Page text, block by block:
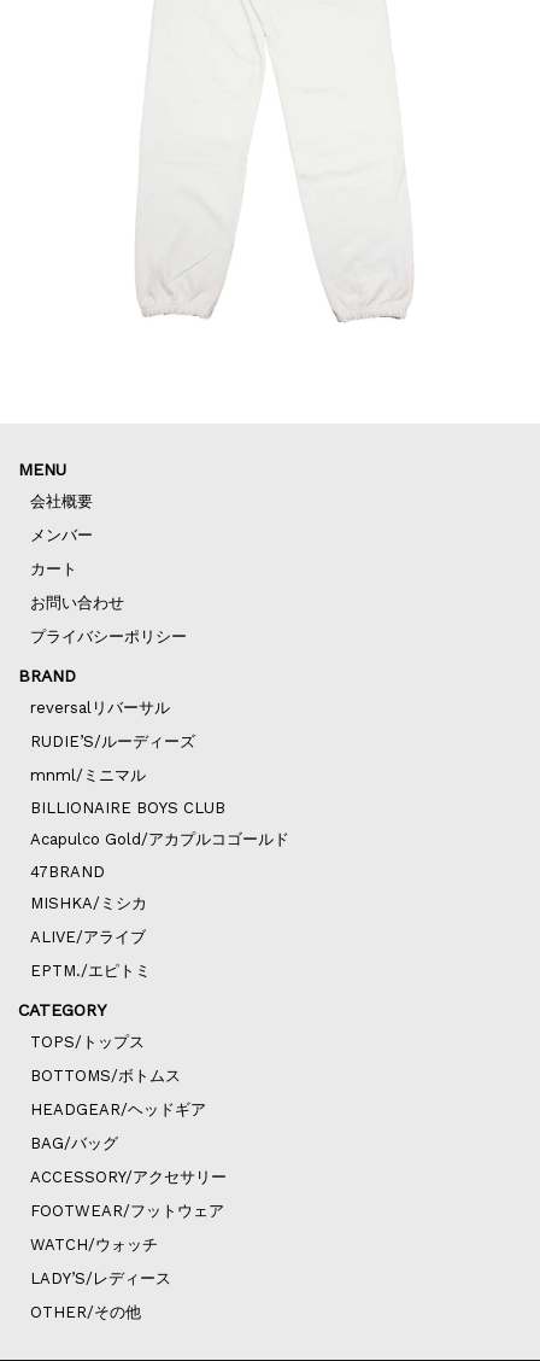
MENU
会社概要
メンバー
カート
お問い合わせ
プライバシーポリシー
BRAND
reversalリバーサル
RUDIE’S/ルーディーズ
mnml/ミニマル
BILLIONAIRE BOYS CLUB
Acapulco Gold/アカプルコゴールド
47BRAND
MISHKA/ミシカ
ALIVE/アライブ
EPTM./エピトミ
CATEGORY
TOPS/トップス
BOTTOMS/ボトムス
HEADGEAR/ヘッドギア
BAG/バッグ
ACCESSORY/アクセサリー
FOOTWEAR/フットウェア
WATCH/ウォッチ
LADY’S/レディース
OTHER/その他